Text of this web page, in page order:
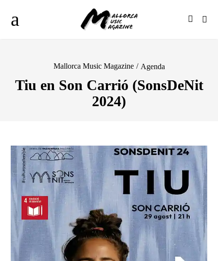
Mallorca Music Magazine / Agenda
Tiu en Son Carrió (SonsDeNit
2024)